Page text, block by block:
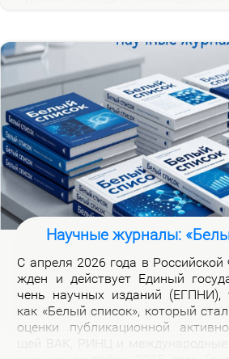
ской на­род­но­сти.
Научные журналы:
С ап­ре­ля 2026 го­да в
жден и дей­ству­ет Еди­ный
чень на­уч­ных из­да­ний (ЕГПНИ),
как «Бе­лый спи­сок», ко­то­рый
оцен­ки пуб­ли­ка­ци­он­ной